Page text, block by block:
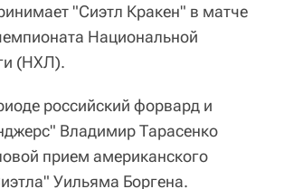
"Сиэтл Кракен" в матче
Национальной
(НХЛ).
российский форвард и
Владимир Тарасенко
прием американского
Уильяма Боргена.